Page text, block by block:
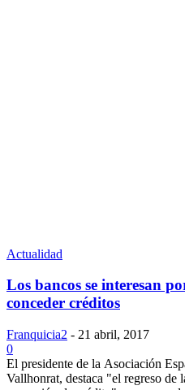
Actualidad
Los bancos se interesan
conceder créditos
Franquicia2 - 21 abril, 2017
0
El presidente de la Asociación
Vallhonrat, destaca "el regreso de